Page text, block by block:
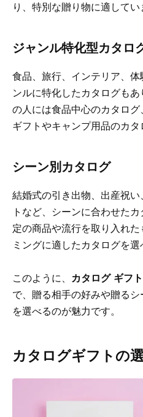
り、特別な贈り物に適してい
ジャンル特化型カタロ
食品、旅行、インテリア、
ンルに特化したカタログも
の人には食品中心のカタロ
ギフトやキャンプ用品のカタ
シーン別カタログ
結婚式の引き出物、出産祝
トなど、シーンに合わせた
定の商品や流行を取り入れ
ミングに適したカタログを選
このように、 カタログ ギフト
で、贈る相手の好みや贈る
を選べるのが魅力です。
カタログギフトの